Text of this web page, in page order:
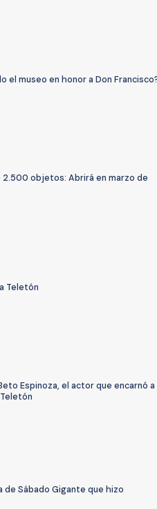
el museo en honor a Don
2.500 objetos: Abrirá en marzo de
Teletón
Espinoza, el actor que encarnó a
de Sábado Gigante que hizo